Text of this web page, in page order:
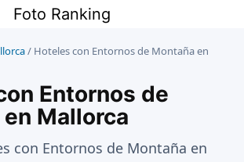
Foto Ranking
/ Hoteles con Entornos de Montaña en
Entornos de
Mallorca
con Entornos de Montaña en